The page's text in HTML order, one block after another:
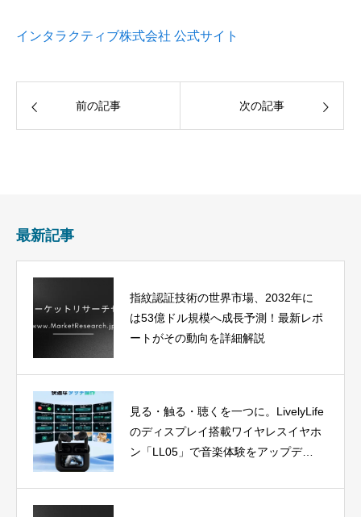
インタラクティブ株式会社 公式サイト
前の記事 次の記事
最新記事
指紋認証技術の世界市場、2032年に
は53億ドル規模へ成長予測！最新レポ
ートがその動向を詳細解説
見る・触る・聴くを一つに。LivelyLife
のディスプレイ搭載ワイヤレスイヤホ
ン「LL05」で音楽体験をアップデー